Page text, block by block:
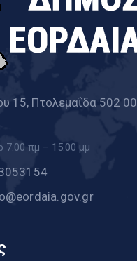
15, Πτολεμαΐδα 502 00
7.00 πμ – 15.00 μμ